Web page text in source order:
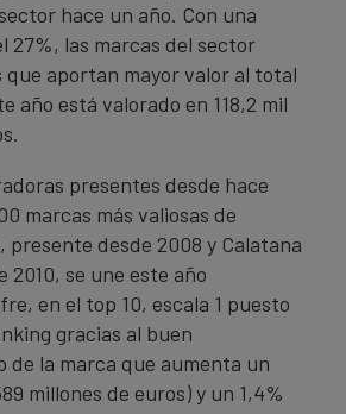
hace un año. Con una
27%, las marcas del sector
que aportan mayor valor al total
año está valorado en 118,2 mil
presentes desde hace
marcas más valiosas de
presente desde 2008 y Calatana
2010, se une este año
en el top 10, escala 1 puesto
gracias al buen
de la marca que aumenta un
millones de euros) y un 1,4%